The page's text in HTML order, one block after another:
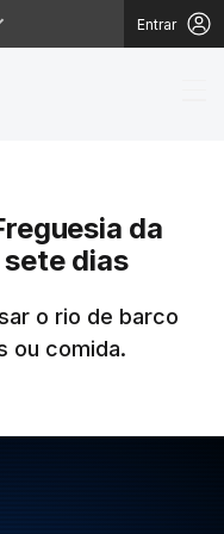
Entrar
da
dias
o rio de barco
ou comida.